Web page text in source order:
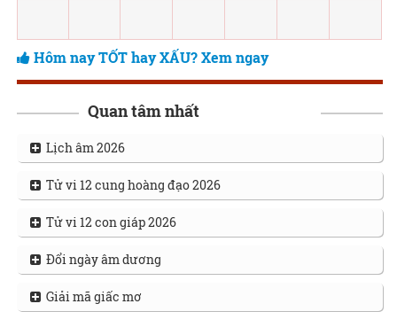
Hôm nay TỐT hay XẤU? Xem ngay
Quan tâm nhất
Lịch âm 2026
Tử vi 12 cung hoàng đạo 2026
Tử vi 12 con giáp 2026
Đổi ngày âm dương
Giải mã giấc mơ